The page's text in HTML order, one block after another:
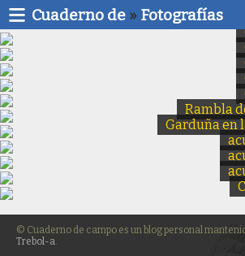
Cuaderno de » Fotografías
Rambla
Garduña en
© Cuaderno de campo es un blog personal
Trebol-a.